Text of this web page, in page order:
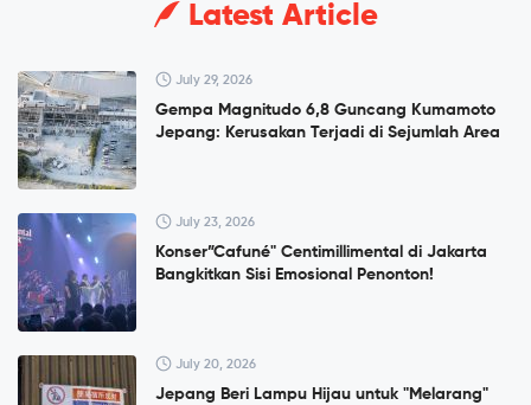
Latest Article
July 29, 2026
Gempa Magnitudo 6,8 Guncang Kumamoto
Jepang: Kerusakan Terjadi di Sejumlah Area
July 23, 2026
Konser”Cafuné" Centimillimental di Jakarta
Bangkitkan Sisi Emosional Penonton!
July 20, 2026
Jepang Beri Lampu Hijau untuk "Melarang"